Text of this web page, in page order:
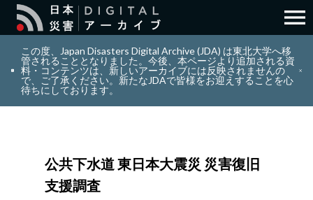
search 検索
layers コレクション
info_outline リソース
menu
この度、Japan Disasters Digital Archive (JDA) は東北大学へ移
管されることとなりました。今後、本ページより追加される資
料・コンテンツは、新しいアーカイブには反映されませんの
で、ご了承ください。新たなJDAで皆様をお迎えすることを心
待ちにしております。
公共下水道 東日本大震災 災害復旧
支援調査